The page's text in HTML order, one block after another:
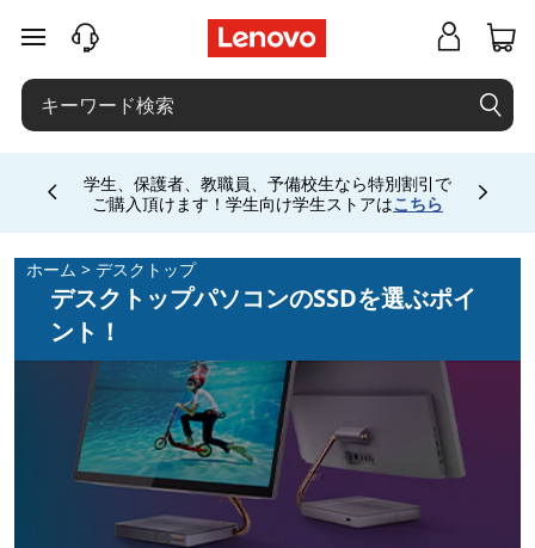
デ
ス
ク
ッ
パ
メインコンテンツにスキップする
学生、保護者、教職員、予備校生なら特別割引で
ご購入頂けます！学生向け学生ストアはこちら
Currently displaying item 4 of
ホーム > デスクトップ
デスクトップパソコンのSSDを選ぶポイ
ント！